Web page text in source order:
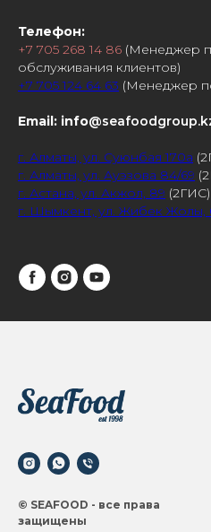
Телефон:
+7 705 268 14 86 (Менеджер
обслуживания клиентов)
+7 705 124 64 63 (Менеджер
Email: info
г. Алматы, ул. Суюнбая 170а
г. Алматы, ул. Ауэзова 84/69
г. Астана, ул. Акжол, 89
г. Шымкент, ул. Жибек Жолы,
© SEAFOOD - все права
защищены